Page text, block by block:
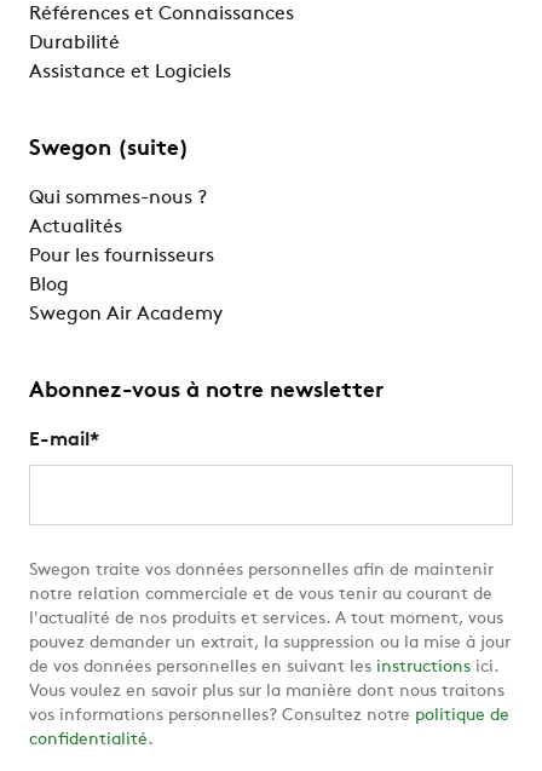
Références et Connaissances
Durabilité
Assistance et Logiciels
Swegon (suite)
Qui sommes-nous ?
Actualités
Pour les fournisseurs
Blog
Swegon Air Academy
Abonnez-vous à notre newsletter
E-mail *
Swegon traite vos données personnelles afin de maintenir
notre relation commerciale et de vous tenir au courant de
l'actualité de nos produits et services. A tout moment, vous
pouvez demander un extrait, la suppression ou la mise à jour
de vos données personnelles en suivant les instructions ici.
Vous voulez en savoir plus sur la manière dont nous traitons
vos informations personnelles? Consultez notre politique de
confidentialité.